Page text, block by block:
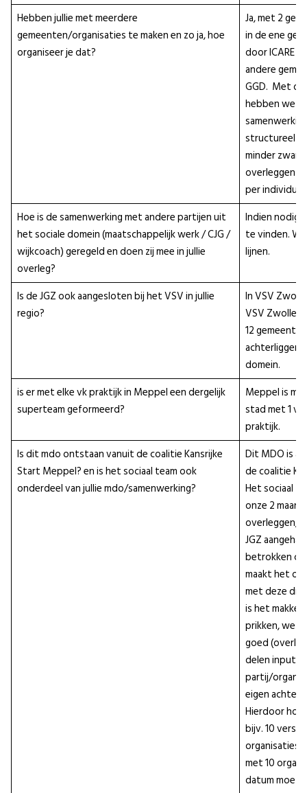
Hebben jullie met meerdere
gemeenten/organisaties te maken en zo ja, hoe
organiseer je dat?
Ja, met 2
in de ene
door ICARE
andere
GGD. Met
hebben we
structureel
minder
overleggen
per
Hoe is de samenwerking met andere partijen uit
het sociale domein (maatschappelijk werk / CJG /
wijkcoach) geregeld en doen zij mee in jullie
overleg?
Indien nodig
te vinden.
lijnen.
Is de JGZ ook aangesloten bij het VSV in jullie
regio?
In VSV
VSV Zwolle
12
domein.
is er met elke vk praktijk in Meppel een dergelijk
superteam geformeerd?
Meppel is
stad met 1
praktijk.
Is dit mdo ontstaan vanuit de coalitie Kansrijke
Start Meppel? en is het sociaal team ook
onderdeel van jullie mdo/samenwerking?
Dit MDO is al
de coalitie
Het sociaal
onze 2
overleggen,
JGZ
betrokken
maakt het
met deze
is het
prikken, we
goed
delen input
partij/
eigen
Hierdoor
bijv. 10
organisaties
met 10
datum moet